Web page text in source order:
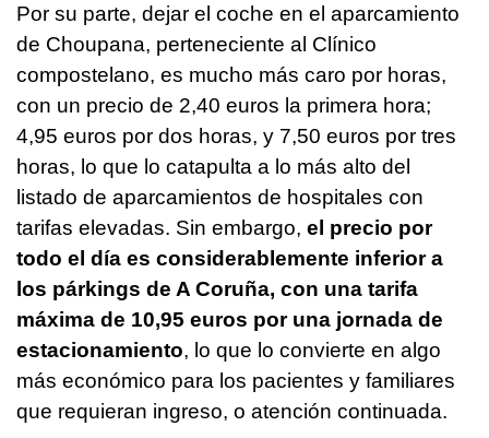
Por su parte, dejar el coche en el aparcamiento
de Choupana, perteneciente al Clínico
compostelano, es mucho más caro por horas,
con un precio de 2,40 euros la primera hora;
4,95 euros por dos horas, y 7,50 euros por tres
horas, lo que lo catapulta a lo más alto del
listado de aparcamientos de hospitales con
tarifas elevadas. Sin embargo, el precio por
todo el día es considerablemente inferior a
los párkings de A Coruña, con una tarifa
máxima de 10,95 euros por una jornada de
estacionamiento, lo que lo convierte en algo
más económico para los pacientes y familiares
que requieran ingreso, o atención continuada.